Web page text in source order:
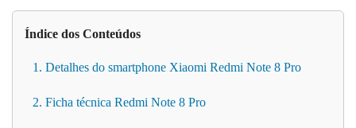
Índice dos Conteúdos
1. Detalhes do smartphone Xiaomi Redmi Note 8 Pro
2. Ficha técnica Redmi Note 8 Pro